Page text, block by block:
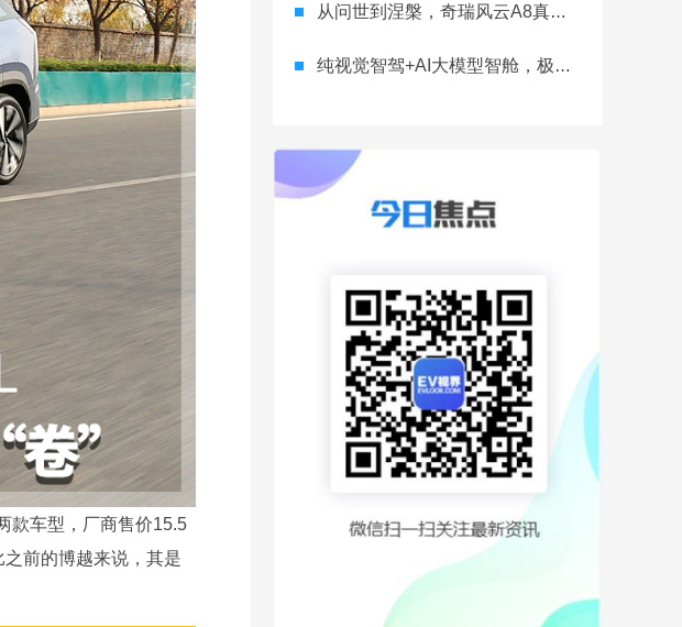
款车型，厂商售价15.5
前的博越来说，其是
从问世到涅槃，奇瑞风云A8真能压到燃油车最一根救命稻草？
纯视觉智驾+AI大模型智舱，极越01要重新定义智能汽车了？